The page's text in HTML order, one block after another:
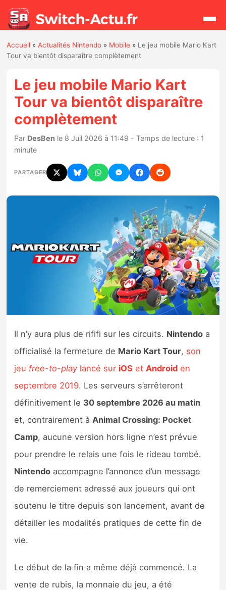
Actualités
Jeux
Hardware
Mises à jour
Chiffres de ventes
Nintendo Direct
Tests et previews
Tests d’accessoires
Autres tests
Précommandes
Précommandes jeux Switch 2
Sorties de jeux
Bons plans
Guides
Accueil »Actualités Nintendo » Mobile » Le jeu mobile Mario Kart
Tour va bientôt disparaître complètement
Le jeu mobile Mario Kart
Tour va bientôt disparaître
complètement
Par DesBen le 8 Juil 2026 à 11:49 - Temps de lecture : 1
minute
PARTAGER
Il n’y aura plus de rififi sur les circuits. Nintendo a
officialisé la fermeture de Mario Kart Tour, son
jeu free-to-play lancé sur iOS et Android en
septembre 2019. Les serveurs s’arrêteront
définitivement le 30 septembre 2026 au matin
et, contrairement à Animal Crossing: Pocket
Camp, aucune version hors ligne n’est prévue
pour prendre le relais une fois le rideau tombé.
Nintendo accompagne l’annonce d’un message
de remerciement adressé aux joueurs qui ont
soutenu le titre depuis son lancement, avant de
détailler les modalités pratiques de cette fin de
vie.
Le début de la fin a même déjà commencé. La
vente de rubis, la monnaie du jeu, a été